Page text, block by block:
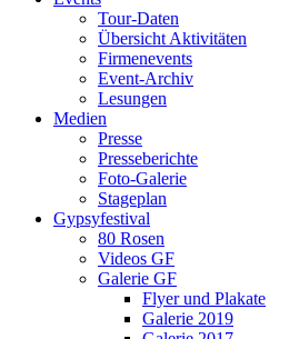
Tour-Daten
Übersicht Aktivitäten
Firmenevents
Event-Archiv
Lesungen
Medien
Presse
Presseberichte
Foto-Galerie
Stageplan
Gypsyfestival
80 Rosen
Videos GF
Galerie GF
Flyer und Plakate
Galerie 2019